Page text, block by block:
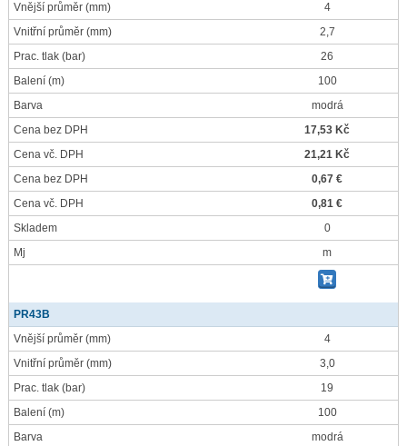
Vnější průměr (mm)
4
Vnitřní průměr (mm)
2,7
Prac. tlak (bar)
26
Balení (m)
100
Barva
modrá
Cena bez DPH
17,53 Kč
Cena vč. DPH
21,21 Kč
Cena bez DPH
0,67 €
Cena vč. DPH
0,81 €
Skladem
0
Mj
m
PR43B
Vnější průměr (mm)
4
Vnitřní průměr (mm)
3,0
Prac. tlak (bar)
19
Balení (m)
100
Barva
modrá